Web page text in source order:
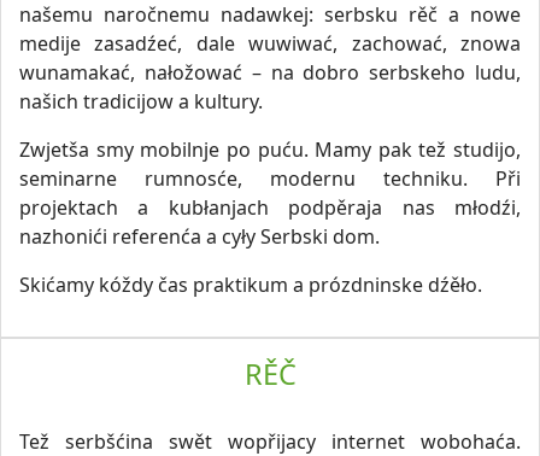
našemu naročnemu nadawkej: serbsku rěč a nowe
medije zasadźeć, dale wuwiwać, zachować, znowa
wunamakać, nałožować – na dobro serbskeho ludu,
našich tradicijow a kultury.
Zwjetša smy mobilnje po puću. Mamy pak tež studijo,
seminarne rumnosće, modernu techniku. Při
projektach a kubłanjach podpěraja nas młodźi,
nazhonići referenća a cyły Serbski dom.
Skićamy kóždy čas praktikum a prózdninske dźěło.
RĚČ
Tež serbšćina swět wopřijacy internet wobohaća.